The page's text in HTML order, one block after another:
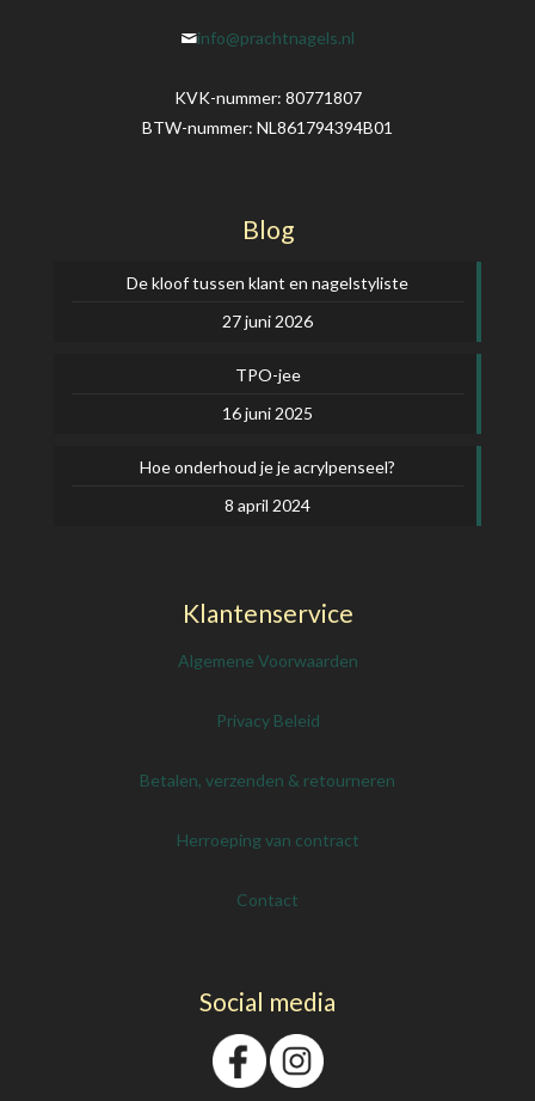
info@prachtnagels.nl
KVK-nummer: 80771807
BTW-nummer: NL861794394B01
Blog
De kloof tussen klant en nagelstyliste
27 juni 2026
TPO-jee
16 juni 2025
Hoe onderhoud je je acrylpenseel?
8 april 2024
Klantenservice
Algemene Voorwaarden
Privacy Beleid
Betalen, verzenden & retourneren
Herroeping van contract
Contact
Social media